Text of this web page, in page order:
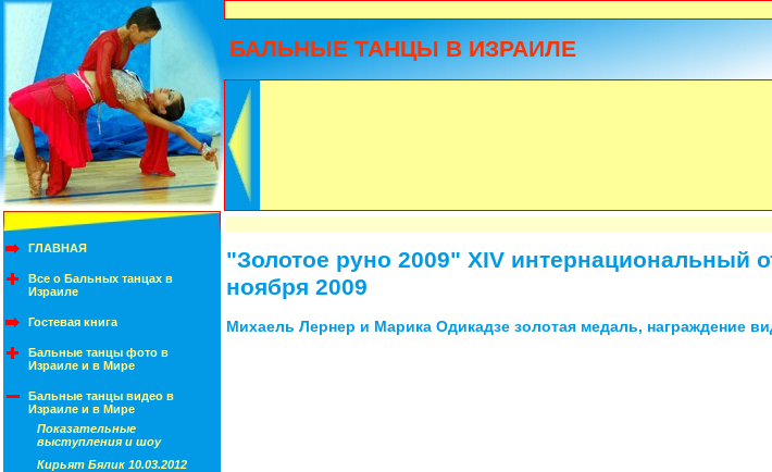
БАЛЬНЫЕ ТАНЦЫ В ИЗРАИЛЕ
ГЛАВНАЯ
Все о Бальных танцах в
Израиле
Гостевая книга
Бальные танцы фото в
Израиле и в Мире
Бальные танцы видео в
Израиле и в Мире
Показательные
выступления и шоу
Кирьят Бялик 10.03.2012
"Золотое руно 2009" XIV интернациональный
ноября 2009
Михаель Лернер и Марика Одикадзе золотая медаль, награждение